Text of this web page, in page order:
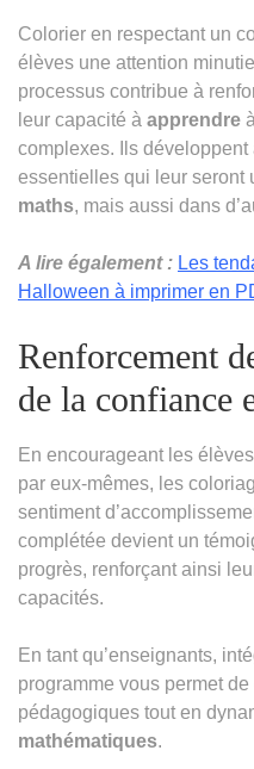
Colorier en respectant un
élèves une attention
processus contribue à
leur capacité à apprendre
complexes. Ils
essentielles qui leur seront
maths, mais aussi dans
A lire également : Les
Halloween à imprimer en
Renforcement
de la confiance
En encourageant les
par eux-mêmes, les
sentiment
complétée devient un
progrès, renforçant ainsi
capacités.
En tant qu’enseignants,
programme vous permet
pédagogiques tout en
mathématiques.